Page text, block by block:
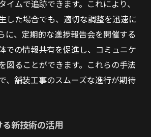
イムで追跡できます。これにより、
した場合でも、適切な調整を迅速に
に、定期的な進捗報告会を開催する
での情報共有を促進し、コミュニケ
図ることができます。これらの手法
、舗装工事のスムーズな進行が期待
新技術の活用